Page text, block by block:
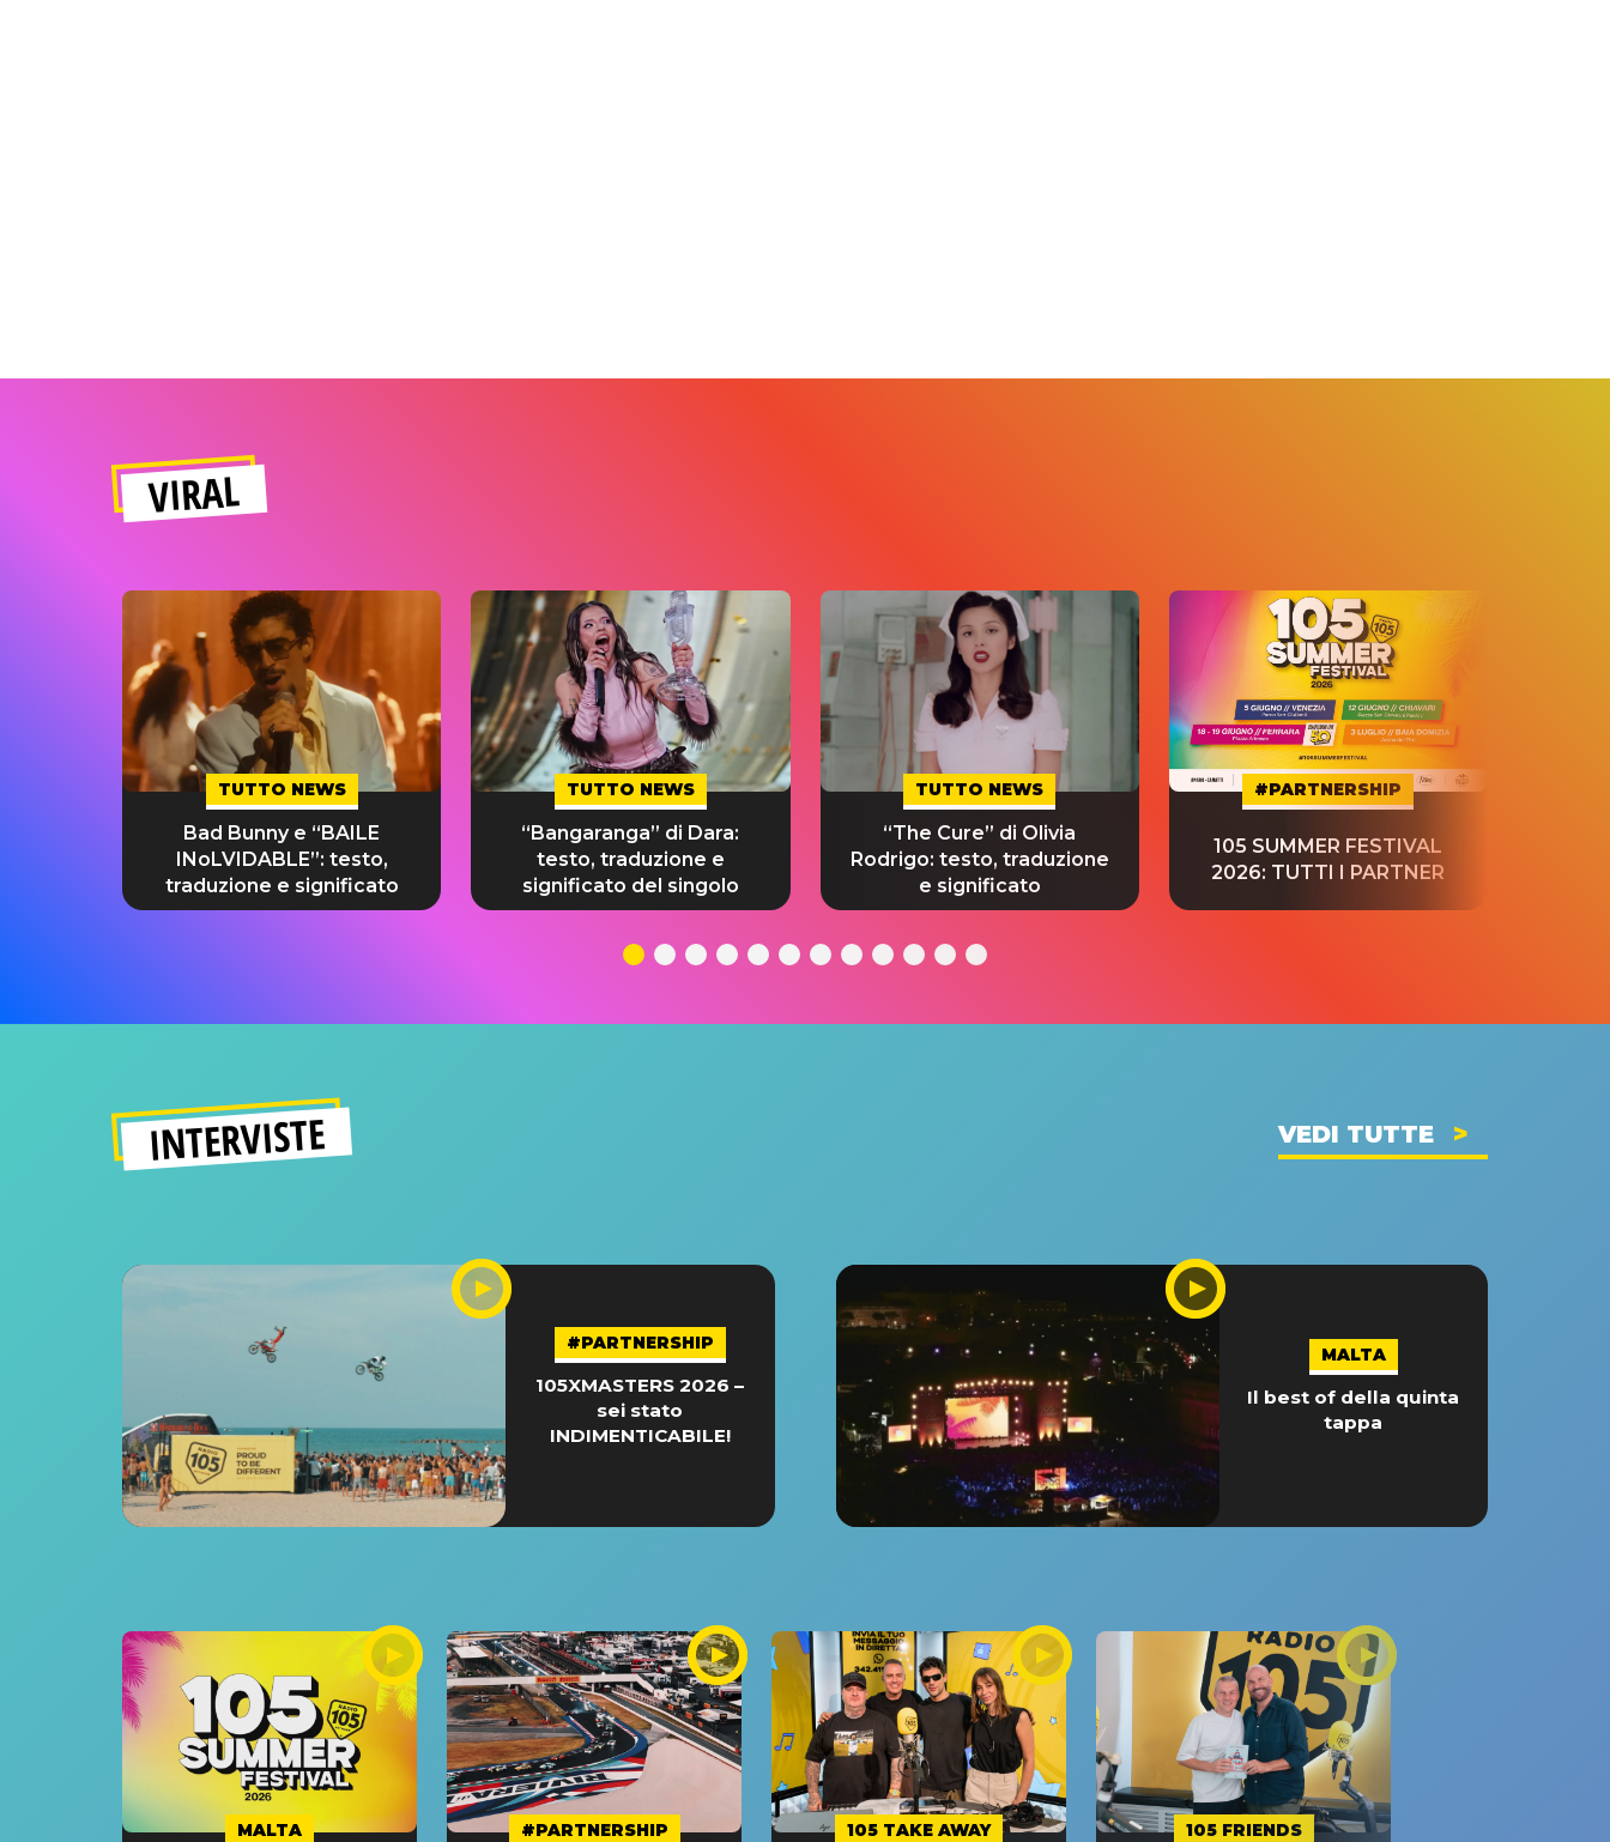
VIRAL
TUTTO NEWS
Bad Bunny e “BAILE
INoLVIDABLE”: testo,
traduzione e significato
TUTTO NEWS
“Bangaranga” di Dara:
testo, traduzione e
significato del singolo
TUTTO NEWS
“The Cure” di Olivia
Rodrigo: testo, traduzione
e significato
#PARTNERSHIP
105 SUMMER FESTIVAL
2026: TUTTI I PARTNER
INTERVISTE VEDI TUTTE
#PARTNERSHIP
105XMASTERS 2026 –
sei stato
INDIMENTICABILE!
MALTA
Il best of della quinta
tappa
MALTA #PARTNERSHIP 105 TAKE AWAY 105 FRIENDS